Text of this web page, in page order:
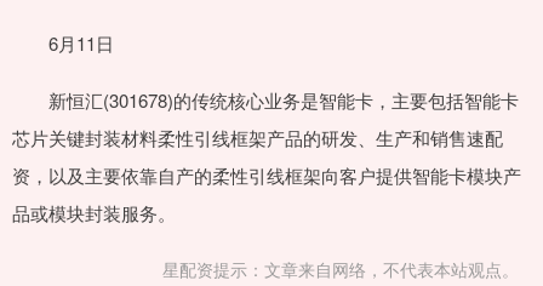
6月11日
新恒汇(301678)的传统核心业务是智能卡，主要包括智能卡
芯片关键封装材料柔性引线框架产品的研发、生产和销售速配
资，以及主要依靠自产的柔性引线框架向客户提供智能卡模块产
品或模块封装服务。
星配资提示：文章来自网络，不代表本站观点。